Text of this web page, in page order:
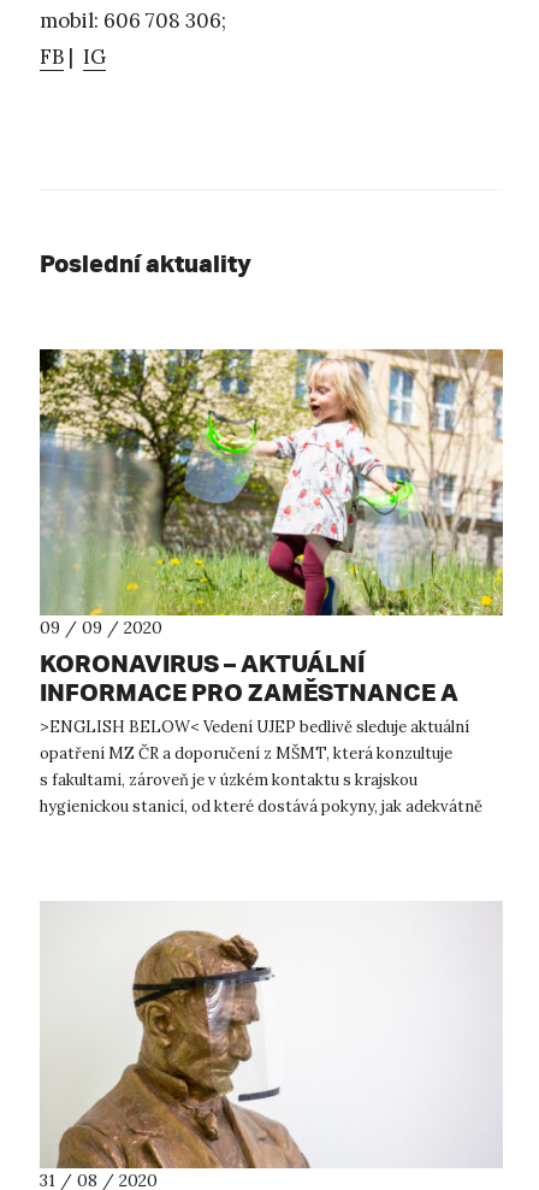
mobil: 606 708 306;
FB | IG
Poslední aktuality
09 / 09 / 2020
KORONAVIRUS – AKTUÁLNÍ
INFORMACE PRO ZAMĚSTNANCE A
STUDENTY UJEP
>ENGLISH BELOW< Vedení UJEP bedlivě sleduje aktuální
opatření MZ ČR a doporučení z MŠMT, která konzultuje
s fakultami, zároveň je v úzkém kontaktu s krajskou
hygienickou stanicí, od které dostává pokyny, jak adekvátně
31 / 08 / 2020